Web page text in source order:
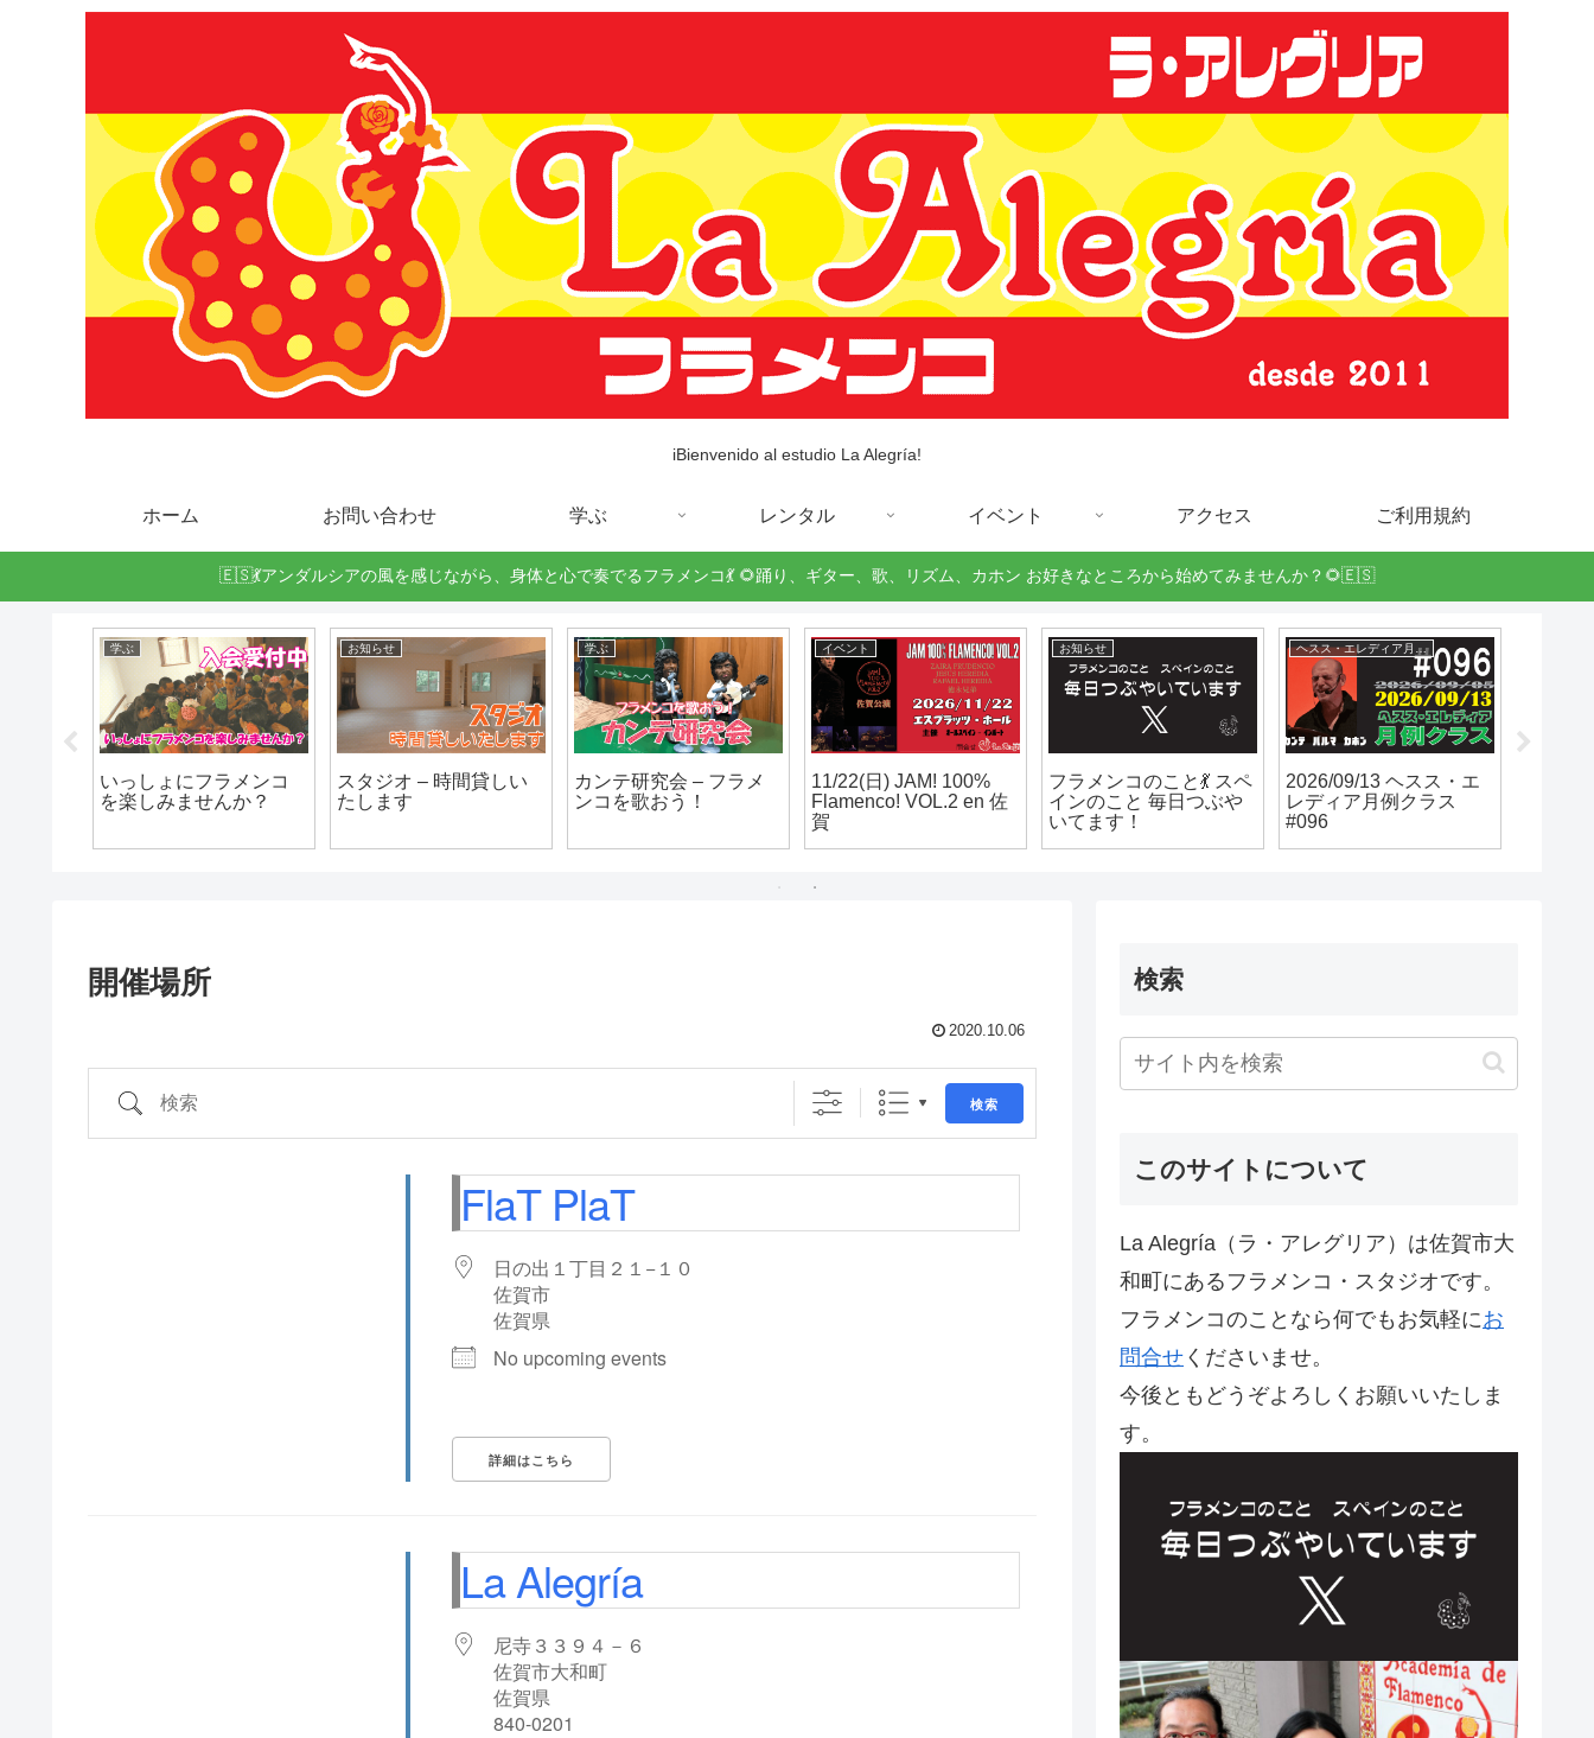
iBienvenido al estudio La Alegría!
ホーム お問い合わせ 学ぶ レンタル イベント アクセス ご利用規約
🇪🇸💃アンダルシアの風を感じながら、身体と心で奏でるフラメンコ💃 🌻踊り、ギター、歌、リズム、カホン お好きなところから始めてみませんか？🌻🇪🇸
学ぶ
いっしょにフラメンコ
を楽しみませんか？
お知らせ
スタジオ – 時間貸しい
たします
学ぶ
カンテ研究会 – フラメ
ンコを歌おう！
イベント
11/22(日) JAM! 100%
Flamenco! VOL.2 en 佐
賀
お知らせ
フラメンコのこと💃 スペ
インのこと 毎日つぶや
いてます！
ヘスス・エレディア月例クラス
2026/09/13 ヘスス・エ
レディア月例クラス
#096
開催場所
2020.10.06
検索 検索
FlaT PlaT
日の出１丁目２１−１０
佐賀市
佐賀県
No upcoming events
詳細はこちら
La Alegría
尼寺３３９４－６
佐賀市大和町
佐賀県
840-0201
検索
このサイトについて
La Alegría（ラ・アレグリア）は佐賀市大
和町にあるフラメンコ・スタジオです。
フラメンコのことなら何でもお気軽にお
問合せ くださいませ。
今後ともどうぞよろしくお願いいたしま
す。